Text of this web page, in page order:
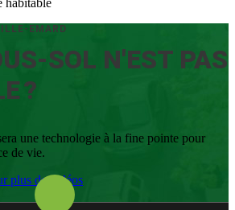
EMARD
SOL N'EST PAS
?
une technologie à la fine pointe pour
de vie.
plus de vidéos